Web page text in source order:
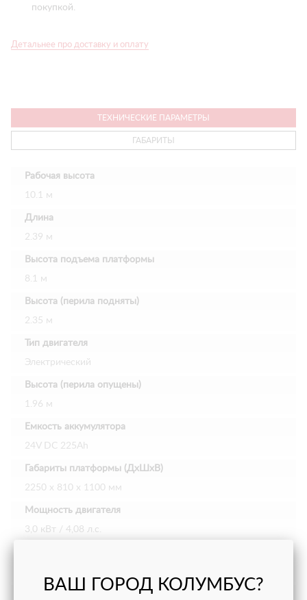
покупкой.
Детальнее про доставку и оплату
ТЕХНИЧЕСКИЕ ПАРАМЕТРЫ
ГАБАРИТЫ
Рабочая высота
10.1 м
Длина
2.39 м
Высота подъема платформы
8.1 м
Высота (перила подняты)
2.35 м
Тип двигателя
Электрический
Высота (перила опущены)
1.96 м
Емкость аккумулятора
24V DC 225Ah
Габариты платформы (ДхШхВ)
2250 х 810 х 1100 мм
Мощность двигателя
3,0 кВт / 4,08 л.с.
Грузоподъемность
ВАШ ГОРОД КОЛУМБУС?